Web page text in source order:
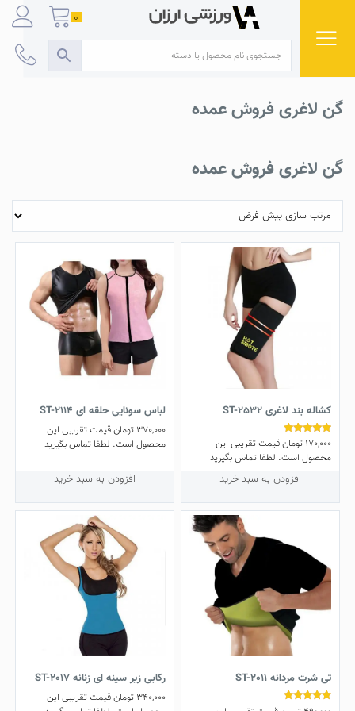
content
0
گن لاغری فروش عمده
گن لاغری فروش عمده
کشاله بند لاغری ST-2532
نمره
4.78
از 5
170,000 تومانقیمت تقریبی این
محصول است. لطفا تماس بگیرید
افزودن به سبد خرید
لباس سونایی حلقه ای ST-2114
370,000 تومانقیمت تقریبی این
محصول است. لطفا تماس بگیرید
افزودن به سبد خرید
تی شرت مردانه ST-2011
نمره
رکابی زیر سینه ای زنانه ST-2017
340,000 تومانقیمت تقریبی این